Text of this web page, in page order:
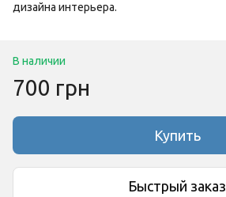
дизайна интерьера.
В наличии
700 грн
Купить
Быстрый заказ